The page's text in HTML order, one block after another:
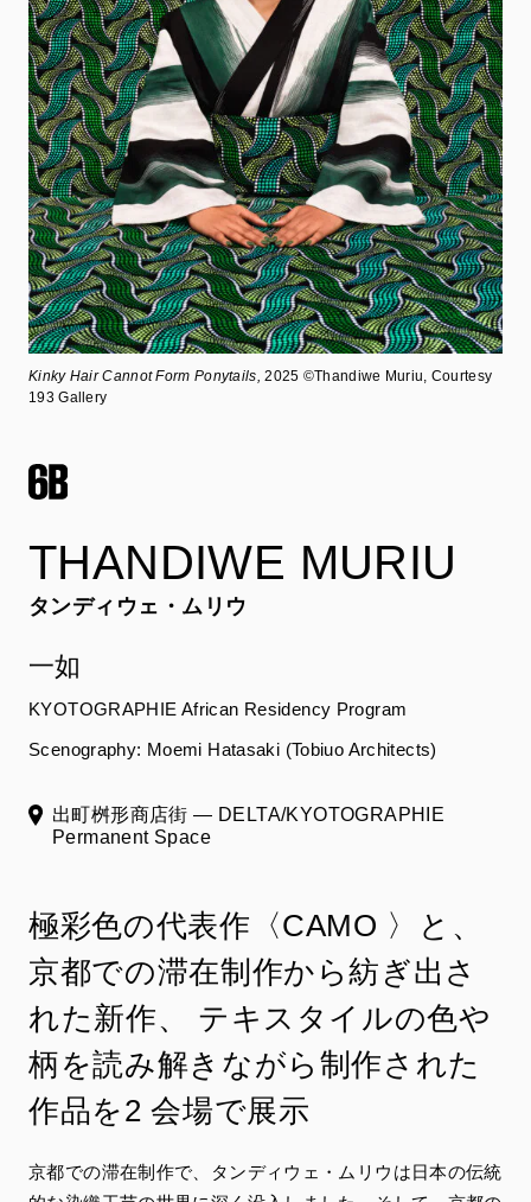
THANDIWE MURIU
タンディウェ・ムリウ
一如
KYOTOGRAPHIE African Residency Program
Scenography: Moemi Hatasaki (Tobiuo Architects)
出町桝形商店街 ― DELTA/KYOTOGRAPHIE
Permanent Space
極彩色の代表作〈CAMO 〉と、
京都での滞在制作から紡ぎ出さ
れた新作、 テキスタイルの色や
柄を読み解きながら制作された
作品を2 会場で展示
京都での滞在制作で、タンディウェ・ムリウは日本の伝統
Kinky Hair Cannot Form Ponytails, 2025 ©Thandiwe Muriu, Courtesy
193 Gallery